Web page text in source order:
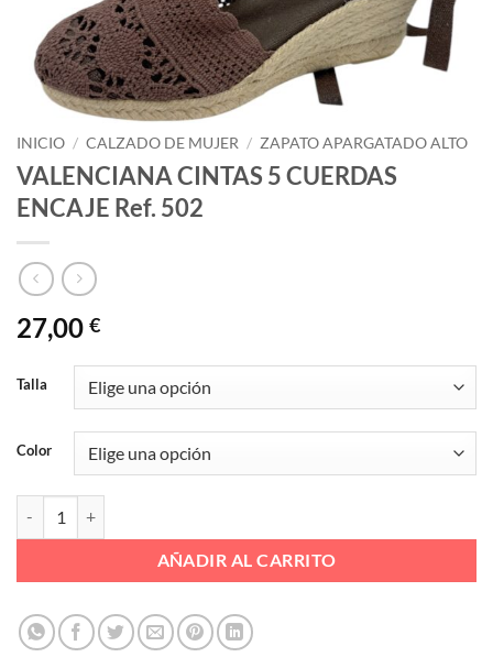
INICIO / CALZADO DE MUJER / ZAPATO APARGATADO ALTO
VALENCIANA CINTAS 5 CUERDAS
ENCAJE Ref. 502
27,00 €
Talla
Color
AÑADIR AL CARRITO